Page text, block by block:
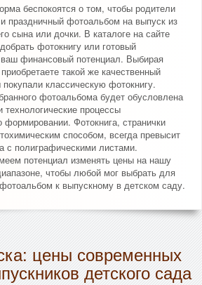
беспокоятся о том, чтобы родители
праздничный фотоальбом на выпуск из
сына или дочки. В каталоге на сайте
фотокнигу или готовый
финансовый потенциал. Выбирая
такой же качественный
классическую фотокнигу.
фотоальбома будет обусловлена
технологические процессы
формировании. Фотокнига, странички
способом, всегда превысит
с полиграфическими листами.
потенциал изменять цены на нашу
чтобы любой мог выбрать для
к выпускному в детском саду.
цены современных
детского сада